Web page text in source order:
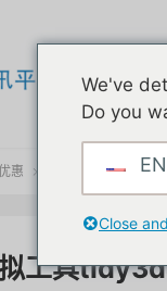
我们一直在
惠 
工具
We've
Do you
EN
Close